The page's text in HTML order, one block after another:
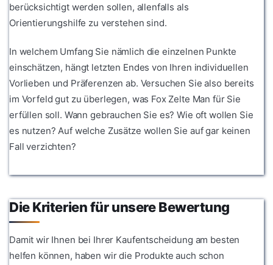
berücksichtigt werden sollen, allenfalls als
Orientierungshilfe zu verstehen sind.
In welchem Umfang Sie nämlich die einzelnen Punkte
einschätzen, hängt letzten Endes von Ihren individuellen
Vorlieben und Präferenzen ab. Versuchen Sie also bereits
im Vorfeld gut zu überlegen, was Fox Zelte Man für Sie
erfüllen soll. Wann gebrauchen Sie es? Wie oft wollen Sie
es nutzen? Auf welche Zusätze wollen Sie auf gar keinen
Fall verzichten?
Die Kriterien für unsere Bewertung
Damit wir Ihnen bei Ihrer Kaufentscheidung am besten
helfen können, haben wir die Produkte auch schon